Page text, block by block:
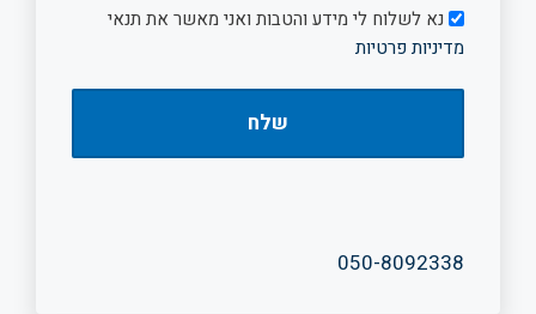
דיוורנא לשלוח לי מידע והטבות ואני מאשר את תנאי
מדיניות פרטיות
050-8092338